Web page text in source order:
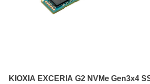
KIOXIA EXCERIA G2 NVMe Gen3x4